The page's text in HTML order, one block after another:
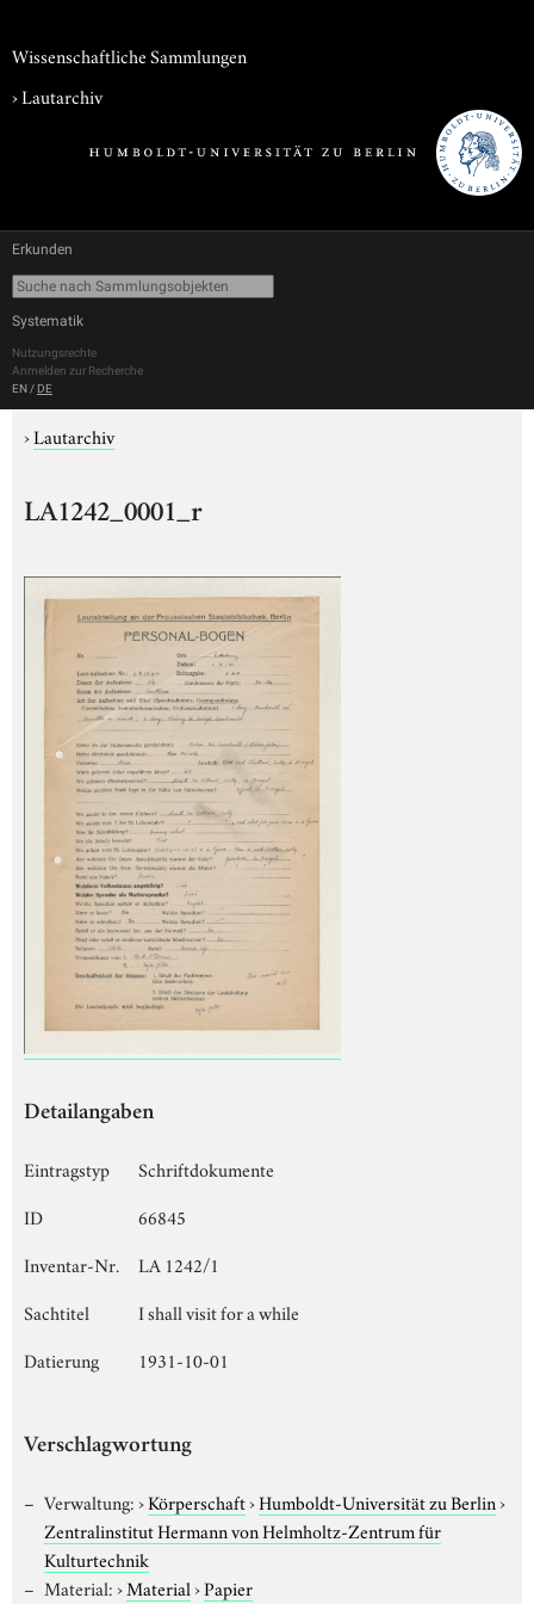
Wissenschaftliche Sammlungen
›Lautarchiv
Erkunden
Systematik
Nutzungsrechte
Anmelden zur Recherche
EN / DE
›Lautarchiv
LA1242_0001_r
Detailangaben
Eintragstyp
Schriftdokumente
ID
66845
Inventar-Nr.
LA 1242/1
Sachtitel
I shall visit for a while
Datierung
1931-10-01
Verschlagwortung
Verwaltung:›Körperschaft›Humboldt-Universität zu Berlin›
Zentralinstitut Hermann von Helmholtz-Zentrum für
Kulturtechnik
Material:›Material›Papier